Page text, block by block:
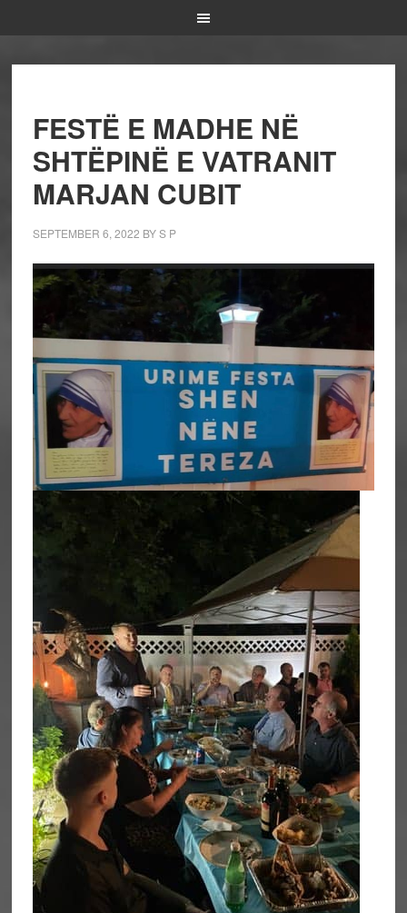
FESTË E MADHE NË
SHTËPINË E VATRANIT
MARJAN CUBIT
SEPTEMBER 6, 2022 BYS P